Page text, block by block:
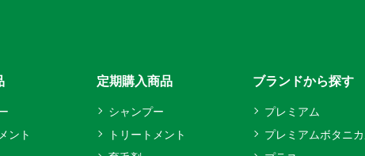
ント
定期購入商品
シャンプー
トリートメント
ブランドから探す
プレミアム
プレミアムボタニ